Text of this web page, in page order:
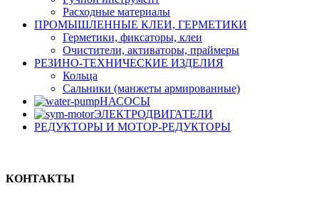
Расходные материалы
ПРОМЫШЛЕННЫЕ КЛЕИ, ГЕРМЕТИКИ
Герметики, фиксаторы, клеи
Очистители, активаторы, праймеры
РЕЗИНО-ТЕХНИЧЕСКИЕ ИЗДЕЛИЯ
Кольца
Сальники (манжеты армированные)
НАСОСЫ
ЭЛЕКТРОДВИГАТЕЛИ
РЕДУКТОРЫ И МОТОР-РЕДУКТОРЫ
КОНТАКТЫ